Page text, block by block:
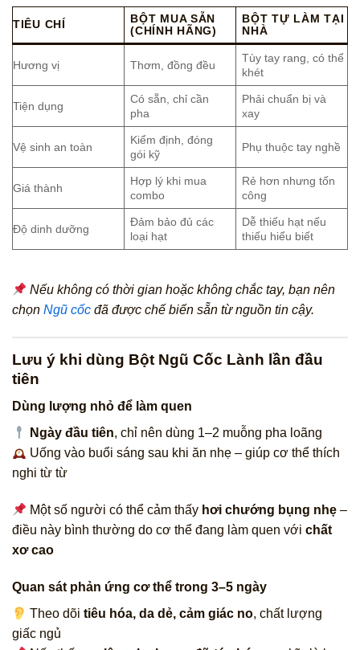
TIÊU CHÍ
BỘT MUA SẴN
(CHÍNH HÃNG)
BỘT TỰ LÀM TẠI
NHÀ
Hương vị Thơm, đồng đều
Tùy tay rang, có thể
khét
Tiện dụng
Có sẵn, chỉ cần
pha
Phải chuẩn bị và
xay
Vệ sinh an toàn
Kiểm định, đóng
gói kỹ
Phụ thuộc tay nghề
Giá thành
Hợp lý khi mua
combo
Rẻ hơn nhưng tốn
công
Độ dinh dưỡng
Đảm bảo đủ các
loại hạt
Dễ thiếu hạt nếu
thiếu hiểu biết
Nếu không có thời gian hoặc không chắc tay, bạn nên
chọn Ngũ cốc đã được chế biến sẵn từ nguồn tin cậy.
Lưu ý khi dùng Bột Ngũ Cốc Lành lần đầu
tiên
Dùng lượng nhỏ để làm quen
Ngày đầu tiên, chỉ nên dùng 1–2 muỗng pha loãng
Uống vào buổi sáng sau khi ăn nhẹ – giúp cơ thể thích
nghi từ từ
Một số người có thể cảm thấy hơi chướng bụng nhẹ –
điều này bình thường do cơ thể đang làm quen với chất
xơ cao
Quan sát phản ứng cơ thể trong 3–5 ngày
Theo dõitiêu hóa, da dẻ, cảm giác no, chất lượng
giấc ngủ